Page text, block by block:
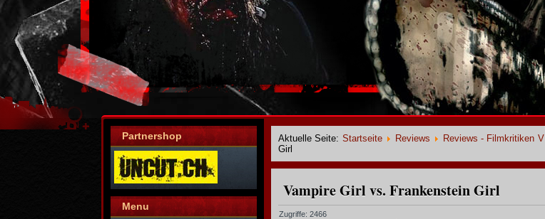
Partnershop
Menu
Aktuelle Seite: Startseite Reviews Reviews - Filmkritiken V
Girl
Vampire Girl vs. Frankenstein Girl
Zugriffe: 2466